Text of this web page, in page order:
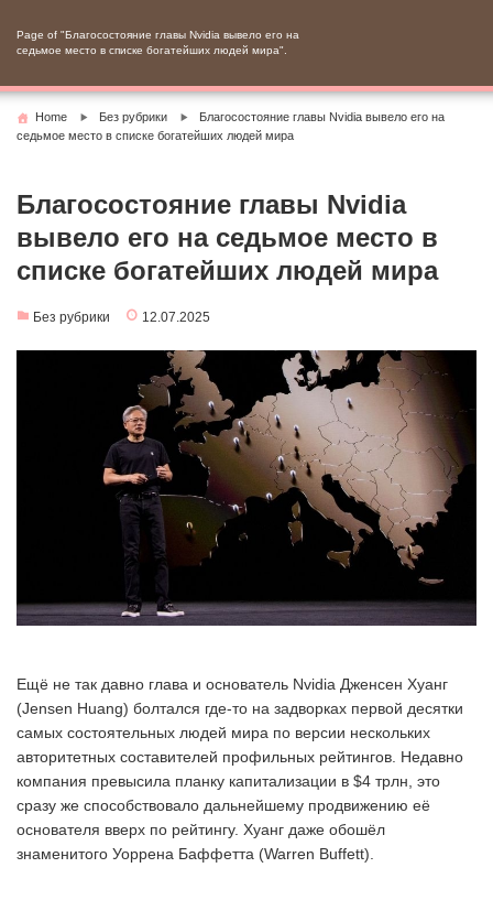
content
Page of "Благосостояние главы Nvidia вывело его на
седьмое место в списке богатейших людей мира".
Home Без рубрики
Благосостояние главы Nvidia вывело его на
седьмое место в списке богатейших людей мира
Благосостояние главы Nvidia
вывело его на седьмое место в
списке богатейших людей мира
Без рубрики 12.07.2025
Ещё не так давно глава и основатель Nvidia Дженсен Хуанг
(Jensen Huang) болтался где-то на задворках первой десятки
самых состоятельных людей мира по версии нескольких
авторитетных составителей профильных рейтингов. Недавно
компания превысила планку капитализации в $4 трлн, это
сразу же способствовало дальнейшему продвижению её
основателя вверх по рейтингу. Хуанг даже обошёл
знаменитого Уоррена Баффетта (Warren Buffett).